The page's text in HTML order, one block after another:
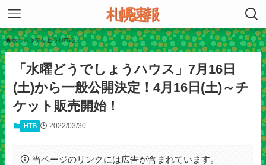
ホーム テレビ HTB
「水曜どうでしょうハウス」7月16日
(土)から一般公開決定！4月16日(土)～チ
ケット販売開始！
HTB 2022/03/30
当ページのリンクには広告が含まれています。